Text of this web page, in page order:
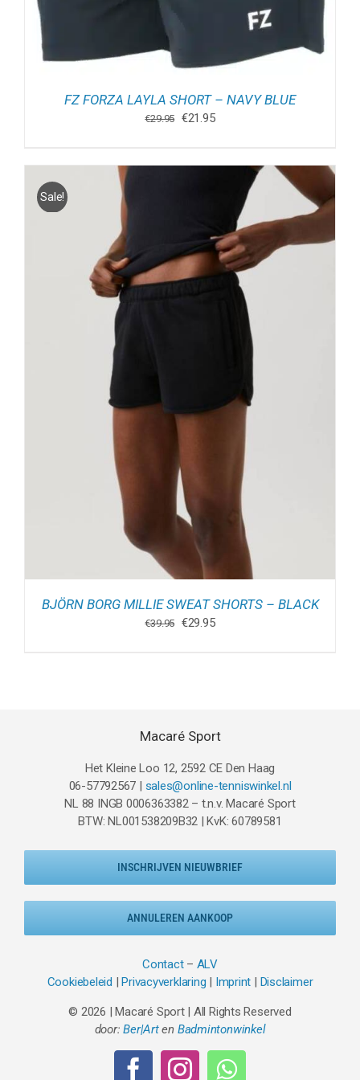
FZ FORZA LAYLA SHORT – NAVY BLUE
€29.95 Oorspronkelijke
€29.95.
€21.95Huidige
€21.95.
Sale!
BJÖRN BORG MILLIE SWEAT SHORTS – BLACK
€39.95 Oorspronkelijke
€29.95Huidige
Macaré Sport
Het Kleine Loo 12, 2592 CE Den Haag
06-57792567 | sales@online-tenniswinkel.nl
NL 88 INGB 0006363382 – t.n.v. Macaré Sport
BTW: NL001538209B32 | KvK: 60789581
INSCHRIJVEN NIEUWBRIEF
ANNULEREN AANKOOP
Contact– ALV
Cookiebeleid |Privacyverklaring | Imprint | Disclaimer
© 2026 | Macaré Sport | All Rights Reserved
door:Ber|Arten Badmintonwinkel